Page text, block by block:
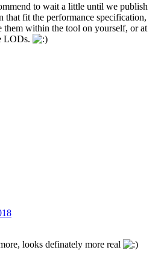
to wait a little until we publish
that fit the performance specification,
them within the tool on yourself, or at
LODs.
looks definately more real